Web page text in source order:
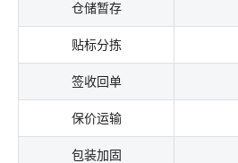
仓储暂存
贴标分拣
签收回单
保价运输
包装加固